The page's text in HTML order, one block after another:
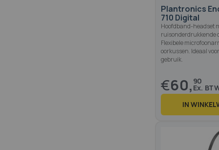
Plantronics
710 Digital
Hoofdband-headset
ruisonderdrukkende
Flexibele
oorkussen. Ideaal
gebruik.
€60, 90
IN